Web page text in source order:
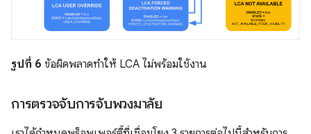
รูปที่ 6 ข้อผิดพลาดทำให้ LCA ไม่พร้อมใช้งาน
การตรวจจับการจับพวงมาลัย